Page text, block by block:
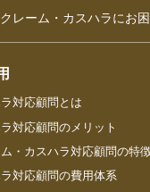
レーム・カスハラにお
対応顧問とは
対応顧問のメリット
・カスハラ対応顧問の特
対応顧問の費⽤体系